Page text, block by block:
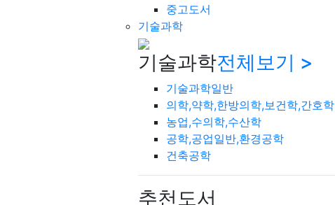
중고도서
기술과학
기술과학전체보기 >
기술과학일반
의학,약학,한방의학,보건학,간호학
농업,수의학,수산학
공학,공업일반,환경공학
건축공학
추천도서